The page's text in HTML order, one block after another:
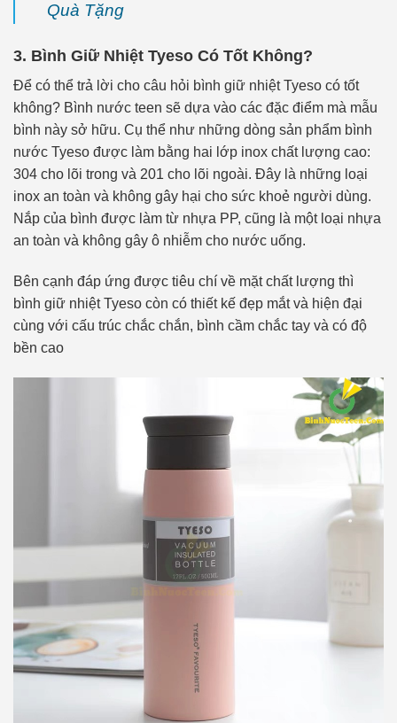
Quà Tặng
3. Bình Giữ Nhiệt Tyeso Có Tốt Không?
Để có thể trả lời cho câu hỏi bình giữ nhiệt Tyeso có tốt
không? Bình nước teen sẽ dựa vào các đặc điểm mà mẫu
bình này sở hữu. Cụ thể như những dòng sản phẩm bình
nước Tyeso được làm bằng hai lớp inox chất lượng cao:
304 cho lõi trong và 201 cho lõi ngoài. Đây là những loại
inox an toàn và không gây hại cho sức khoẻ người dùng.
Nắp của bình được làm từ nhựa PP, cũng là một loại nhựa
an toàn và không gây ô nhiễm cho nước uống.
Bên cạnh đáp ứng được tiêu chí về mặt chất lượng thì
bình giữ nhiệt Tyeso còn có thiết kế đẹp mắt và hiện đại
cùng với cấu trúc chắc chắn, bình cầm chắc tay và có độ
bền cao